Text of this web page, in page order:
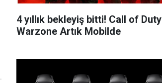
4 yıllık bekleyiş bitti! Call of Duty
Warzone Artık Mobilde